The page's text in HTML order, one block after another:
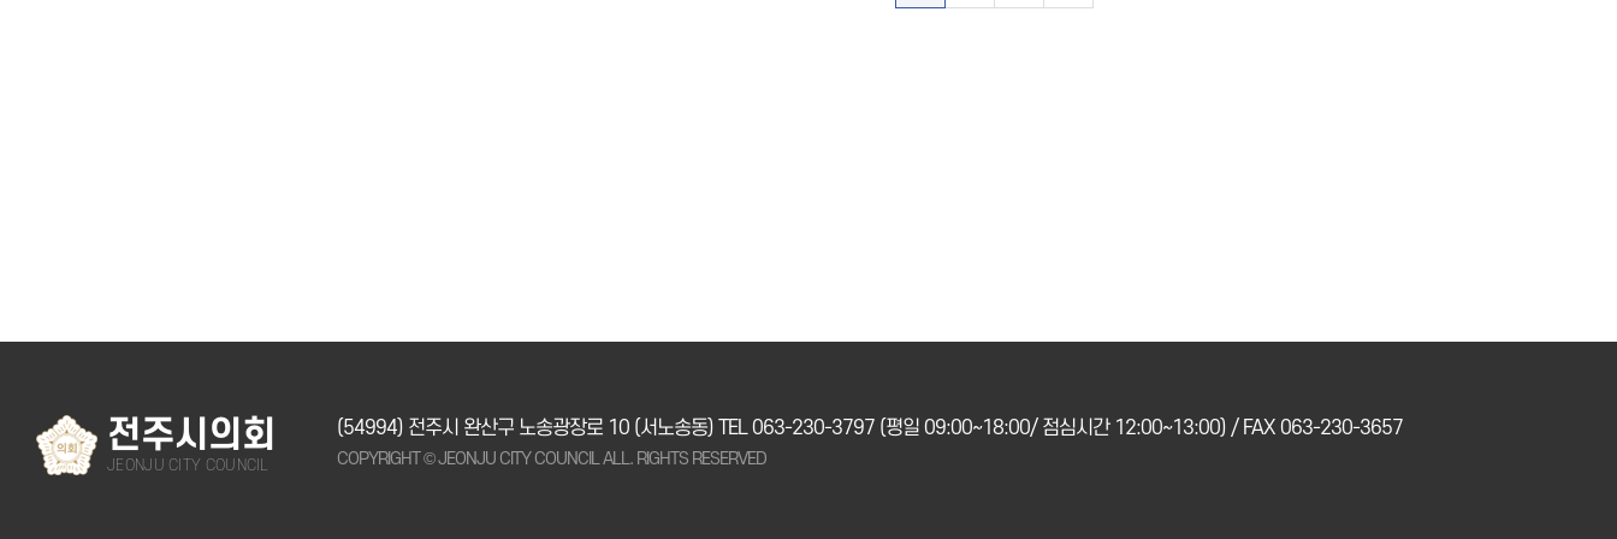
전주시의회
JEONJU CITY COUNCIL
(54994) 전주시 완산구 노송광장로 10 (서노송동) TEL 063-230-3797 (평일 09:00~18:00/ 점심시간 12:00~13:00) / FAX 063-230-3657
COPYRIGHT © JEONJU CITY COUNCIL ALL. RIGHTS RESERVED